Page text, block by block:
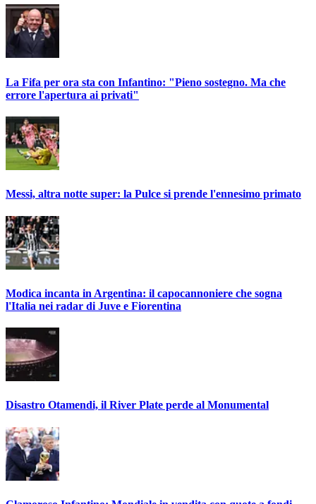
La Fifa per ora sta con Infantino: "Pieno sostegno. Ma che
errore l'apertura ai privati"
Messi, altra notte super: la Pulce si prende l'ennesimo primato
Modica incanta in Argentina: il capocannoniere che sogna
l'Italia nei radar di Juve e Fiorentina
Disastro Otamendi, il River Plate perde al Monumental